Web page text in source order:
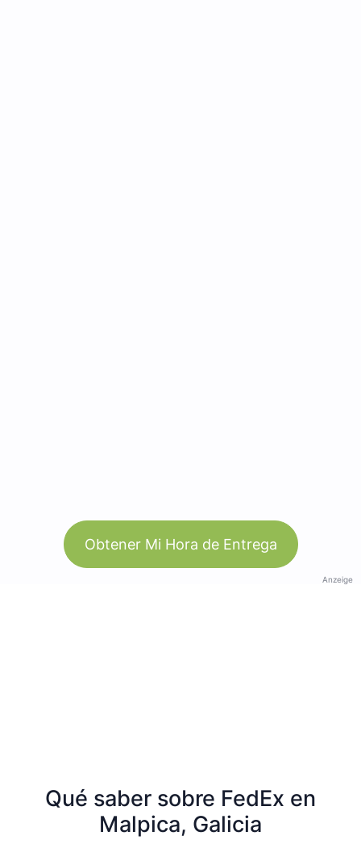
Obtener Mi Hora de Entrega
Anzeige
Qué saber sobre FedEx en
Malpica, Galicia